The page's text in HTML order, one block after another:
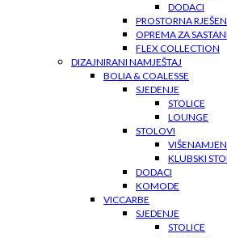
DODACI
PROSTORNA
OPREMA ZA
FLEX COLLECTION
DIZAJNIRANI NAMJEŠTAJ
BOLIA & COALESSE
SJEDENJE
STOLICE
LOUNGE
STOLOVI
KLUBSKI
DODACI
KOMODE
VICCARBE
SJEDENJE
STOLICE